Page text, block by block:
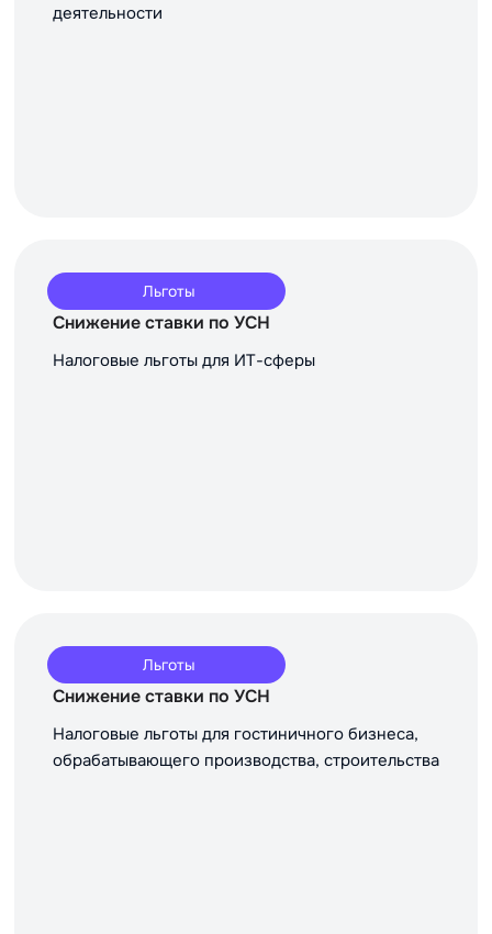
деятельности
Льготы
Снижение ставки по УСН
Налоговые льготы для ИТ-сферы
Льготы
Снижение ставки по УСН
Налоговые льготы для гостиничного бизнеса,
обрабатывающего производства, строительства